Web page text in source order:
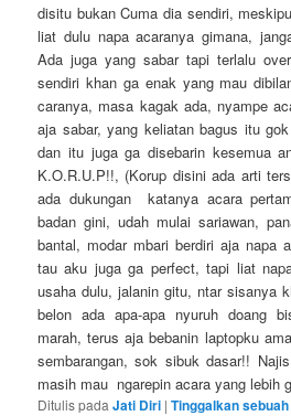
disitu bukan Cuma dia sendiri,
liat dulu napa acaranya gimana,
Ada juga yang sabar tapi terlalu
sendiri khan ga enak yang mau
caranya, masa kagak ada, nyampe
aja sabar, yang keliatan bagus itu
dan itu juga ga disebarin kesemua
K.O.R.U.P!!, (Korup disini ada arti
ada dukungan katanya acara
badan gini, udah mulai sariawan,
bantal, modar mbari berdiri aja napa
tau aku juga ga perfect, tapi liat
usaha dulu, jalanin gitu, ntar sisanya
belon ada apa-apa nyuruh doang
marah, terus aja bebanin laptopku
sembarangan, sok sibuk dasar!!
masih mau ngarepin acara yang lebih
Ditulis pada Jati Diri |Tinggalkan